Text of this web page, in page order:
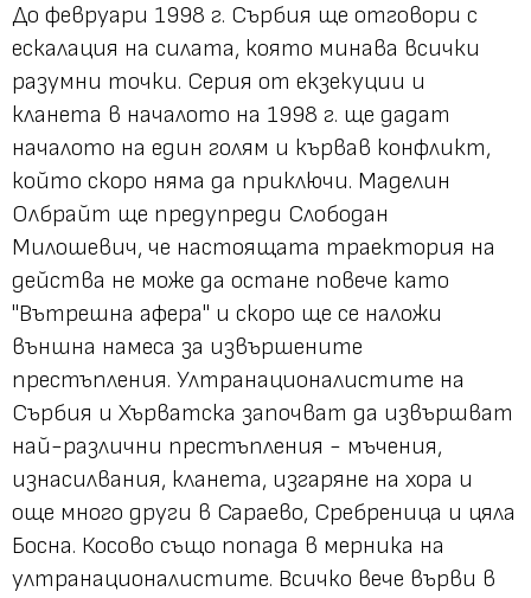
До февруари 1998 г. Сърбия ще отговори с
ескалация на силата, която минава всички
разумни точки. Серия от екзекуции и
кланета в началото на 1998 г. ще дадат
началото на един голям и кървав конфликт,
който скоро няма да приключи. Маделин
Олбрайт ще предупреди Слободан
Милошевич, че настоящата траектория на
действа не може да остане повече като
"Вътрешна афера" и скоро ще се наложи
външна намеса за извършените
престъпления. Ултранационалистите на
Сърбия и Хърватска започват да извършват
най-различни престъпления - мъчения,
изнасилвания, кланета, изгаряне на хора и
още много други в Сараево, Сребреница и цяла
Босна. Косово също попада в мерника на
ултранационалистите. Всичко вече върви в